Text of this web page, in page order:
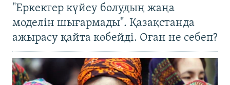
"Еркектер күйеу болудың жаңа
моделін шығармады". Қазақстанда
ажырасу қайта көбейді. Оған не себеп?